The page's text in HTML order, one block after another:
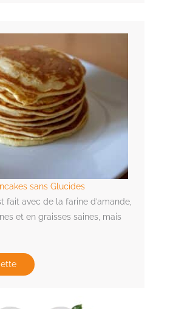
sans Glucides
fait avec de la farine d’amande,
et en graisses saines, mais